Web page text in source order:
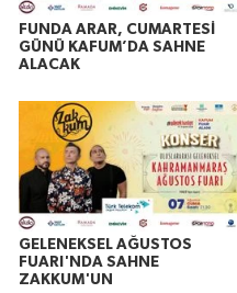
FUNDA ARAR, CUMARTESİ
GÜNÜ KAFUM’DA SAHNE
ALACAK
GELENEKSEL AĞUSTOS
FUARI'NDA SAHNE
ZAKKUM'UN